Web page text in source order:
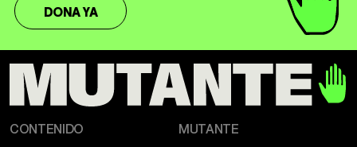
DONA YA
CONTENIDO MUTANTE